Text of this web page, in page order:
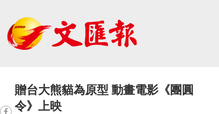
贈台大熊貓為原型 動畫電影《團圓
令》上映